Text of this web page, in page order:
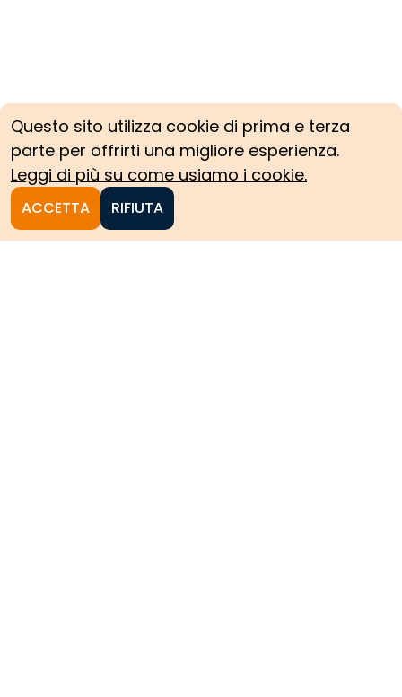
Questo sito utilizza cookie di prima e terza
parte per offrirti una migliore esperienza.
Leggi di più su come usiamo i cookie.
ACCETTA RIFIUTA